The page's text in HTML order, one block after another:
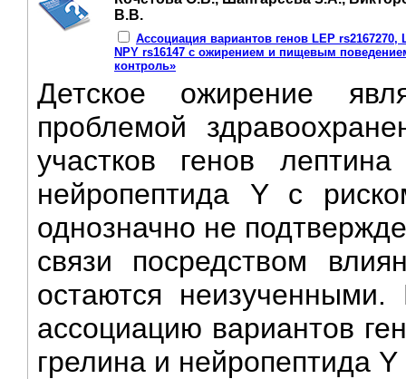
В.В.
Ассоциация вариантов генов LEP rs2167270,
NPY rs16147 с ожирением и пищевым
контроль»
Детское ожирение
проблемой
участков генов
нейропептида Y с
однозначно не
связи посредством
остаются
ассоциацию вариантов
грелина и нейропептида